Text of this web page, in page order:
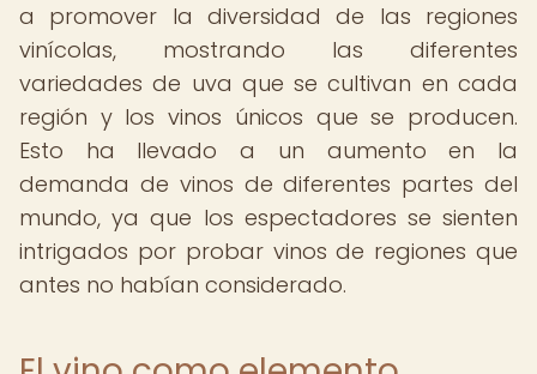
a promover la diversidad de las regiones
vinícolas, mostrando las diferentes
variedades de uva que se cultivan en cada
región y los vinos únicos que se producen.
Esto ha llevado a un aumento en la
demanda de vinos de diferentes partes del
mundo, ya que los espectadores se sienten
intrigados por probar vinos de regiones que
antes no habían considerado.